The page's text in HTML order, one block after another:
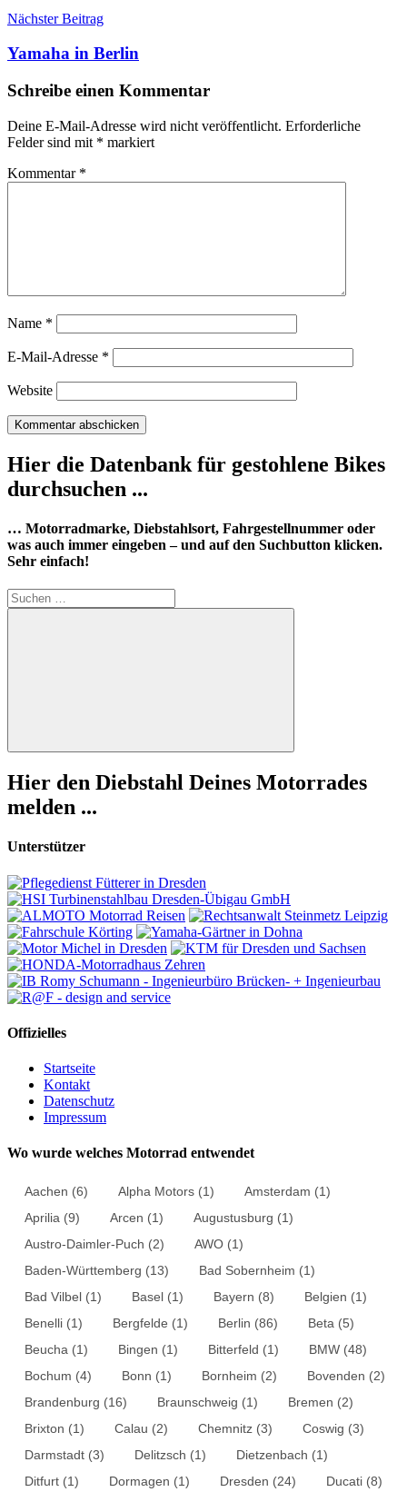
Nächster Beitrag
Yamaha in Berlin
Schreibe einen Kommentar
Deine E-Mail-Adresse wird nicht veröffentlicht. Erforderliche
Felder sind mit * markiert
Kommentar *
Name *
E-Mail-Adresse *
Website
Hier die Datenbank für gestohlene Bikes
durchsuchen ...
… Motorradmarke, Diebstahlsort, Fahrgestellnummer oder
was auch immer eingeben – und auf den Suchbutton klicken.
Sehr einfach!
Suchen
nach:
Suchen
Hier den Diebstahl Deines Motorrades
melden ...
Unterstützer
Offizielles
Startseite
Kontakt
Datenschutz
Impressum
Wo wurde welches Motorrad entwendet
Aachen (6) Alpha Motors (1) Amsterdam (1)
Aprilia (9) Arcen (1) Augustusburg (1)
Austro-Daimler-Puch (2) AWO (1)
Baden-Württemberg (13) Bad Sobernheim (1)
Bad Vilbel (1) Basel (1) Bayern (8) Belgien (1)
Benelli (1) Bergfelde (1) Berlin (86) Beta (5)
Beucha (1) Bingen (1) Bitterfeld (1) BMW (48)
Bochum (4) Bonn (1) Bornheim (2) Bovenden (2)
Brandenburg (16) Braunschweig (1) Bremen (2)
Brixton (1) Calau (2) Chemnitz (3) Coswig (3)
Darmstadt (3) Delitzsch (1) Dietzenbach (1)
Ditfurt (1) Dormagen (1) Dresden (24) Ducati (8)